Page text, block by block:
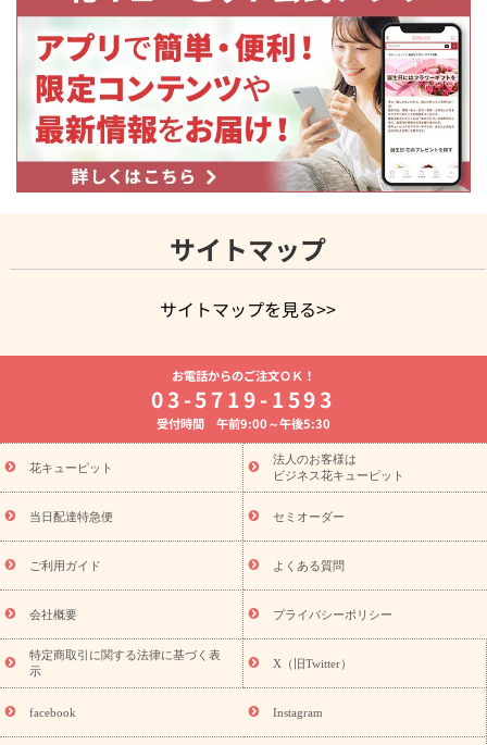
サイトマップ
サイトマップを見る>>
よく贈られる花
お祝いの花特集
誕生日フラワーギフト特集
8月の誕生花(トルコキキョウ)
開店・開業祝い
お供え・お悔やみ お供え・お悔やみの花
通夜・葬儀に贈る花 胡蝶蘭・花鉢
ーブドフラワー
季節のイベント
ひまわり ギフト・プレゼント
特集
お盆 花（新盆・初盆） 季節のイベント
お盆 花（新
盆・初盆）
お盆 花（新盆・初盆）
お盆・お供え 花とセットギ
フト
お盆・お供え プリザーブドフラワー
ひまわり ギフト・プ
レゼント特集
夏の花贈り・お中元・暑中見舞い 花のギフト特集
敬老の日におくる花ギフト・プレゼント特集
花ギフト・プレゼント特集
敬老の日 花のおすすめランキング
敬
老の日 花鉢植えのギフト・プレゼント特集
敬老の日 花とセットギ
フト・プレゼント特集
敬老の日の花 全てのギフト一覧
キャン
ペーン
「きょう誕生日なんです」キャンペーン
探す
誕生日フラワーギフト 誕生日フラワーギフト特集
誕生
日フラワーギフト商品一覧
ユリ トルコキキョウ
誕生花(トルコキキョウ)
9月の誕生花(リンドウ)
誕生日セット
お電話からのご注文ＯＫ！
03-5719-1593
受付時間 午前9:00～午後5:30
花キューピット
法人のお客様は
ビジネス花キューピット
当日配達特急便 セミオーダー
ご利用ガイド よくある質問
会社概要 プライバシーポリシー
特定商取引に関する法律に基づく表
示
X（旧Twitter）
facebook Instagram